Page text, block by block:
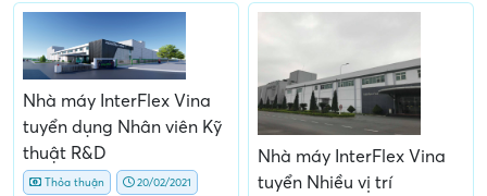
Nhà máy InterFlex Vina
tuyển dụng Nhân viên Kỹ
thuật R&D
Thỏa thuận 20/02/2021
Nhà máy InterFlex Vina
tuyển Nhiều vị trí